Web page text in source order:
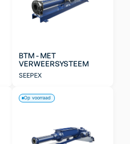
BTM - MET
VERWEERSYSTEEM
SEEPEX
Op voorraad